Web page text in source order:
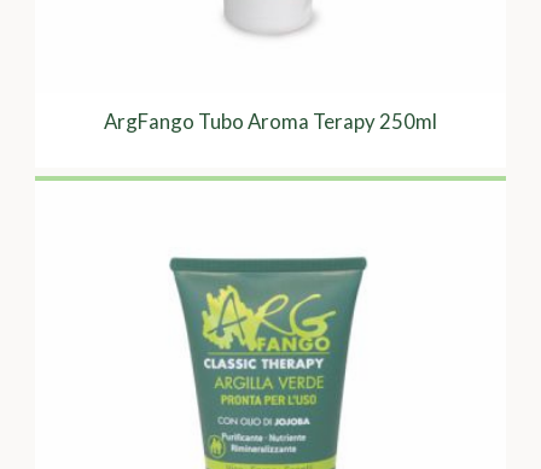
ArgFango Tubo Aroma Terapy 250ml